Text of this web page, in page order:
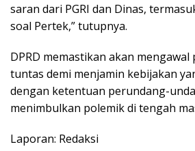
saran dari PGRI dan Dinas,
soal Pertek,” tutupnya.
DPRD memastikan akan
tuntas demi menjamin kebijakan
dengan ketentuan perundang-
menimbulkan polemik di tengah
Laporan: Redaksi